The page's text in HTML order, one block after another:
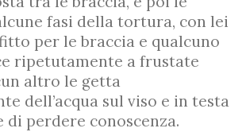
fasi della tortura, con lei
per le braccia e qualcuno
ripetutamente a frustate
altro le getta
dell’acqua sul viso e in testa
perdere conoscenza.